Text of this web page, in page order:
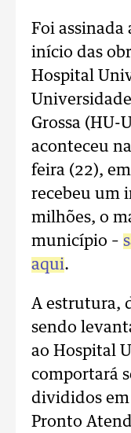
Foi assinada
início das
Hospital
Grossa (HU-
aconteceu
feira (22),
recebeu um
milhões, o
município –
aqui.
A estrutura,
sendo
ao Hospital
comportará
divididos em
Pronto